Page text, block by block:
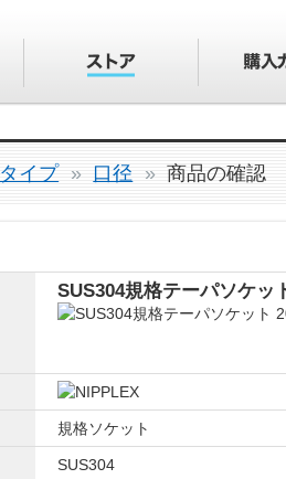
タイプ 口径 商品の確認
SUS304規格テーパソケッ
規格ソケット
SUS304